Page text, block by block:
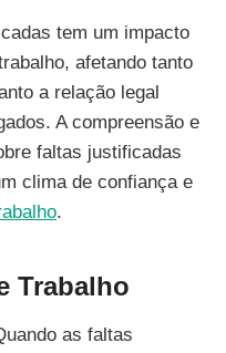
tem um impacto
afetando tanto
a relação legal
A compreensão e
faltas justificadas
clima de confiança e
.
Trabalho
as faltas